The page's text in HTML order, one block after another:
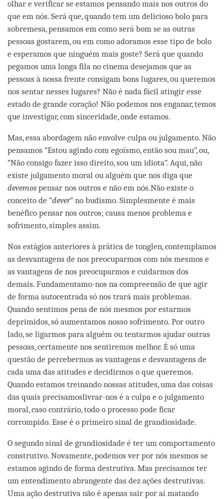
olhar e verificar se estamos pensando mais nos outros do
que em nós. Será que, quando tem um delicioso bolo para
sobremesa, pensamos em como será bom se as outras
pessoas gostarem, ou em como adoramos esse tipo de bolo
e esperamos que ninguém mais goste? Será que quando
pegamos uma longa fila no cinema desejamos que as
pessoas à nossa frente consigam bons lugares, ou queremos
nos sentar nesses lugares? Não é nada fácil atingir esse
estado de grande coração! Não podemos nos enganar, temos
que investigar, com sinceridade, onde estamos.
Mas, essa abordagem não envolve culpa ou julgamento. Não
pensamos “Estou agindo com egoísmo, então sou mau”, ou,
“Não consigo fazer isso direito, sou um idiota”. Aqui, não
existe julgamento moral ou alguém que nos diga que
devemos pensar nos outros e não em nós.Não existe o
conceito de “dever” no budismo. Simplesmente é mais
benéfico pensar nos outros; causa menos problema e
sofrimento, simples assim.
Nos estágios anteriores à prática de tonglen, contemplamos
as desvantagens de nos preocuparmos com nós mesmos e
as vantagens de nos preocuparmos e cuidarmos dos
demais. Fundamentamo-nos na compreensão de que agir
de forma autocentrada só nos trará mais problemas.
Quando sentimos pena de nós mesmos por estarmos
deprimidos, só aumentamos nosso sofrimento. Por outro
lado, se ligarmos para alguém ou tentarmos ajudar outras
pessoas, certamente nos sentiremos melhor. É só uma
questão de percebermos as vantagens e desvantagens de
cada uma das atitudes e decidirmos o que queremos.
Quando estamos treinando nossas atitudes, uma das coisas
das quais precisamoslivrar-nos é a culpa e o julgamento
moral, caso contrário, todo o processo pode ficar
corrompido. Esse é o primeiro sinal de grandiosidade.
O segundo sinal de grandiosidade é ter um comportamento
construtivo. Novamente, podemos ver por nós mesmos se
estamos agindo de forma destrutiva. Mas precisamos ter
um entendimento abrangente das dez ações destrutivas.
Uma ação destrutiva não é apenas sair por aí matando